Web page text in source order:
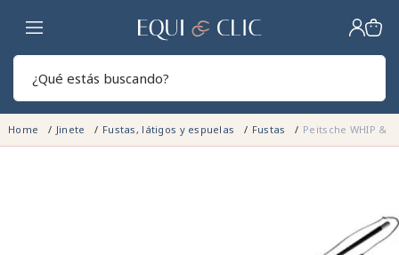
Hogar
Home Jinete Fustas, látigos y espuelas Fustas Peitsche WHIP &